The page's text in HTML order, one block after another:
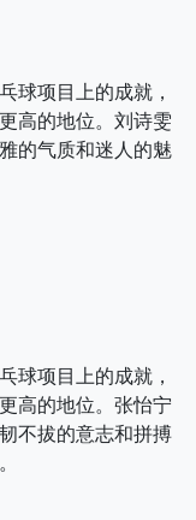
球项目上的成就，
高的地位。刘诗雯
的气质和迷人的魅
球项目上的成就，
高的地位。张怡宁
不拔的意志和拼搏